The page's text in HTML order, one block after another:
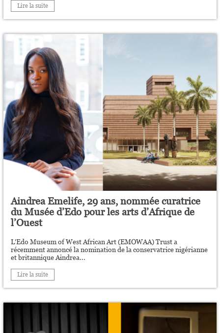
Lire la suite
Aindrea Emelife, 29 ans, nommée curatrice
du Musée d’Edo pour les arts d’Afrique de
l’Ouest
L'Edo Museum of West African Art (EMOWAA) Trust a
récemment annoncé la nomination de la conservatrice nigérianne
et britannique Aindrea...
Lire la suite